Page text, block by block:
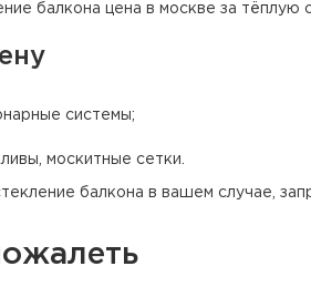
балкона цена в москве за
системы;
москитные сетки.
балкона в вашем случае,